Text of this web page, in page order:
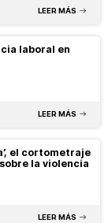
LEER MÁS
laboral en
LEER MÁS
el cortometraje
la violencia
LEER MÁS